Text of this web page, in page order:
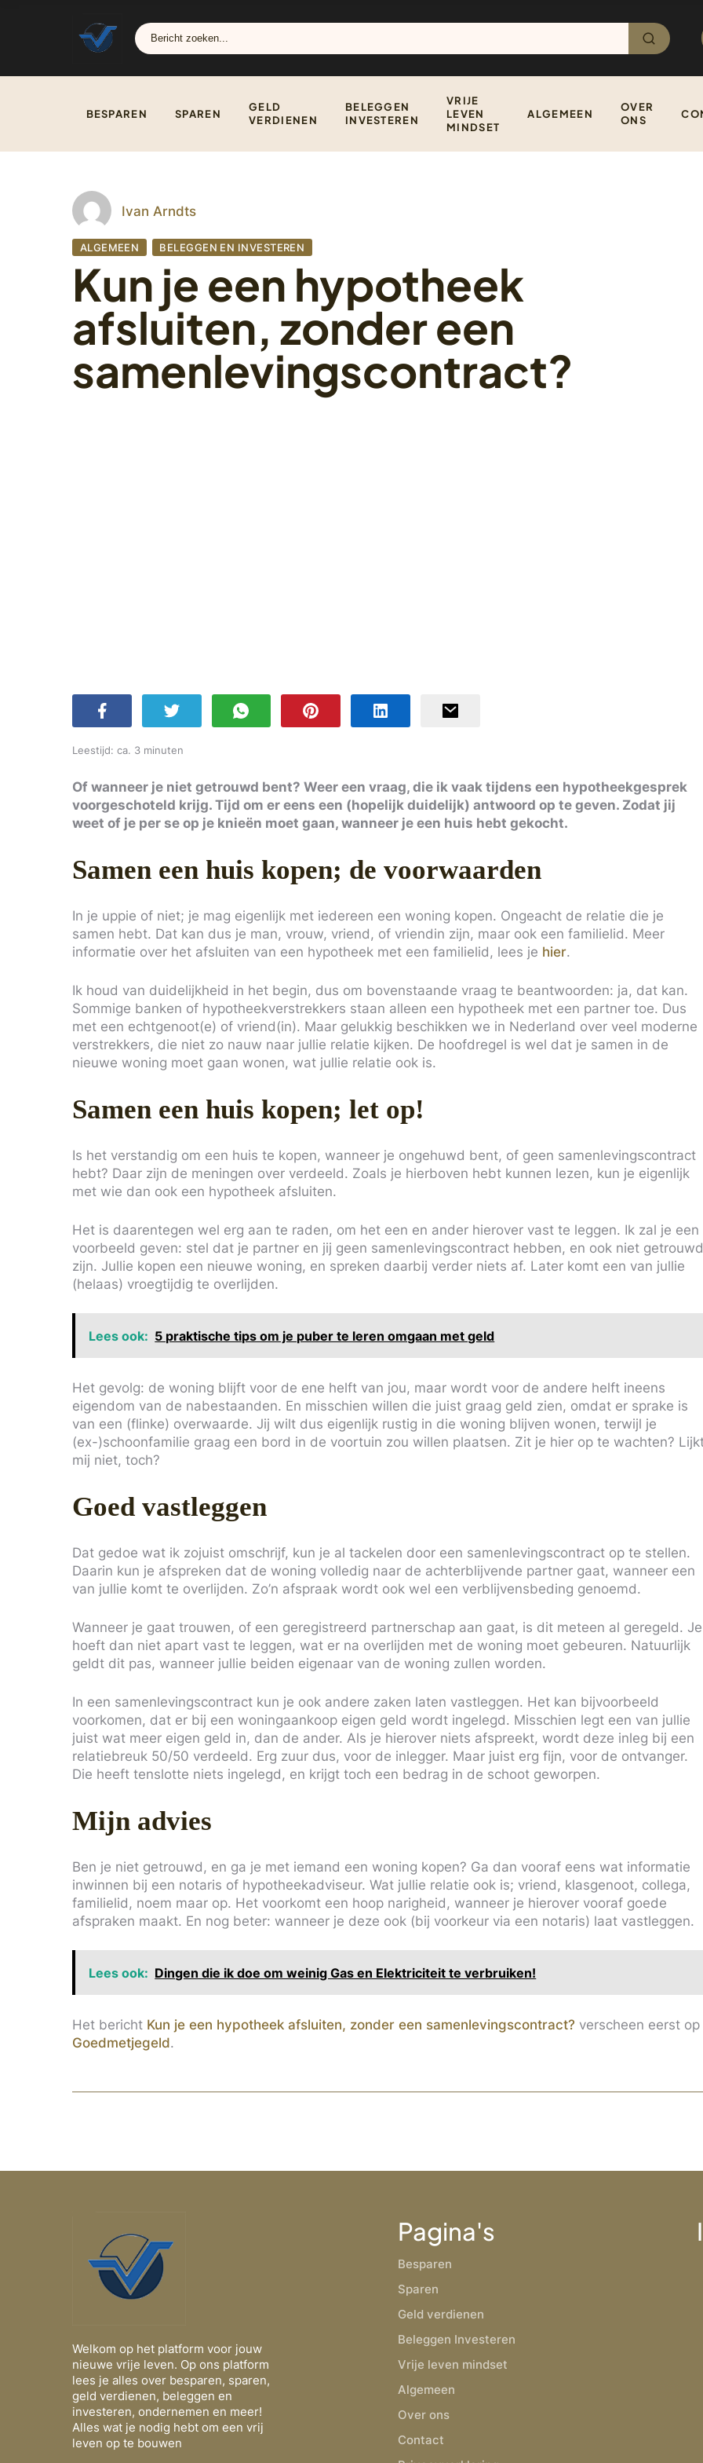
BESPAREN SPAREN
GELD
VERDIENEN
BELEGGEN
INVESTEREN
VRIJE
LEVEN
MINDSET
ALGEMEEN
OVER
ONS
Ivan Arndts
ALGEMEEN BELEGGEN EN INVESTEREN
Kun je een hypotheek
afsluiten, zonder een
samenlevingscontract?
Leestijd: ca. 3 minuten
Of wanneer je niet getrouwd bent? Weer een vraag, die ik vaak tijdens een hypotheekgesprek
voorgeschoteld krijg. Tijd om er eens een (hopelijk duidelijk) antwoord op te geven. Zodat jij
weet of je per se op je knieën moet gaan, wanneer je een huis hebt gekocht.
Samen een huis kopen; de voorwaarden
In je uppie of niet; je mag eigenlijk met iedereen een woning kopen. Ongeacht de relatie die je
samen hebt. Dat kan dus je man, vrouw, vriend, of vriendin zijn, maar ook een familielid. Meer
informatie over het afsluiten van een hypotheek met een familielid, lees je hier.
Ik houd van duidelijkheid in het begin, dus om bovenstaande vraag te beantwoorden: ja, dat kan.
Sommige banken of hypotheekverstrekkers staan alleen een hypotheek met een partner toe. Dus
met een echtgenoot(e) of vriend(in). Maar gelukkig beschikken we in Nederland over veel moderne
verstrekkers, die niet zo nauw naar jullie relatie kijken. De hoofdregel is wel dat je samen in de
nieuwe woning moet gaan wonen, wat jullie relatie ook is.
Samen een huis kopen; let op!
Is het verstandig om een huis te kopen, wanneer je ongehuwd bent, of geen samenlevingscontract
hebt? Daar zijn de meningen over verdeeld. Zoals je hierboven hebt kunnen lezen, kun je eigenlijk
met wie dan ook een hypotheek afsluiten.
Het is daarentegen wel erg aan te raden, om het een en ander hierover vast te leggen. Ik zal je een
voorbeeld geven: stel dat je partner en jij geen samenlevingscontract hebben, en ook niet getrouwd
zijn. Jullie kopen een nieuwe woning, en spreken daarbij verder niets af. Later komt een van jullie
(helaas) vroegtijdig te overlijden.
Lees ook: 5 praktische tips om je puber te leren omgaan met geld
Het gevolg: de woning blijft voor de ene helft van jou, maar wordt voor de andere helft ineens
eigendom van de nabestaanden. En misschien willen die juist graag geld zien, omdat er sprake is
van een (flinke) overwaarde. Jij wilt dus eigenlijk rustig in die woning blijven wonen, terwijl je
(ex-)schoonfamilie graag een bord in de voortuin zou willen plaatsen. Zit je hier op te wachten?
mij niet, toch?
Goed vastleggen
Dat gedoe wat ik zojuist omschrijf, kun je al tackelen door een samenlevingscontract op te stellen.
Daarin kun je afspreken dat de woning volledig naar de achterblijvende partner gaat, wanneer een
van jullie komt te overlijden. Zo’n afspraak wordt ook wel een verblijvensbeding genoemd.
Wanneer je gaat trouwen, of een geregistreerd partnerschap aan gaat, is dit meteen al geregeld. Je
hoeft dan niet apart vast te leggen, wat er na overlijden met de woning moet gebeuren. Natuurlijk
geldt dit pas, wanneer jullie beiden eigenaar van de woning zullen worden.
In een samenlevingscontract kun je ook andere zaken laten vastleggen. Het kan bijvoorbeeld
voorkomen, dat er bij een woningaankoop eigen geld wordt ingelegd. Misschien legt een van jullie
juist wat meer eigen geld in, dan de ander. Als je hierover niets afspreekt, wordt deze inleg bij een
relatiebreuk 50/50 verdeeld. Erg zuur dus, voor de inlegger. Maar juist erg fijn, voor de ontvanger.
Die heeft tenslotte niets ingelegd, en krijgt toch een bedrag in de schoot geworpen.
Mijn advies
Ben je niet getrouwd, en ga je met iemand een woning kopen? Ga dan vooraf eens wat informatie
inwinnen bij een notaris of hypotheekadviseur. Wat jullie relatie ook is; vriend, klasgenoot, collega,
familielid, noem maar op. Het voorkomt een hoop narigheid, wanneer je hierover vooraf goede
afspraken maakt. En nog beter: wanneer je deze ook (bij voorkeur via een notaris) laat vastleggen.
Lees ook: Dingen die ik doe om weinig Gas en Elektriciteit te verbruiken!
Het bericht Kun je een hypotheek afsluiten, zonder een samenlevingscontract? verscheen eerst op
Goedmetjegeld.
Welkom op het platform voor jouw
nieuwe vrije leven. Op ons platform
lees je alles over besparen, sparen,
geld verdienen, beleggen en
investeren, ondernemen en meer!
Alles wat je nodig hebt om een vrij
leven op te bouwen
Pagina's
Besparen
Sparen
Geld verdienen
Beleggen Investeren
Vrije leven mindset
Algemeen
Over ons
Contact